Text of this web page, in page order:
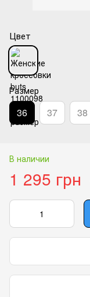
Цвет
Размер
36 37 38
В наличии
1 295 грн